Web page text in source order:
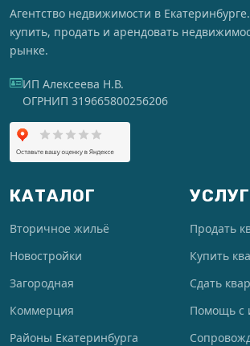
Агентство недвижимости в
купить, продать и арендовать
рынке.
ИП Алексеева Н.В.
ОГРНИП 319665800256206
КАТАЛОГ
Вторичное жильё
Новостройки
Загородная
Коммерция
Районы Екатеринбурга
Продать
Купить
Сдать
Помощь с